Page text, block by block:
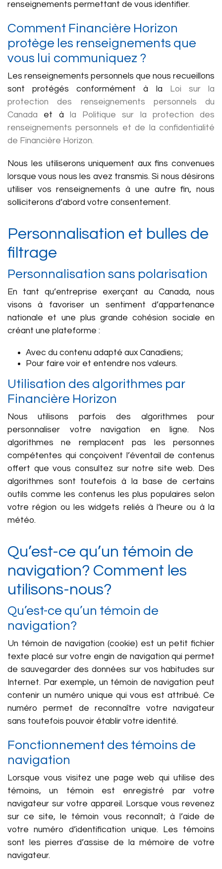
renseignements permettant de vous identifier.
Comment Financière Horizon
protège les renseignements que
vous lui communiquez ?
Les renseignements personnels que nous recueillons
sont protégés conformément à la
Loi sur la
protection des renseignements personnels du
Canada et à
la Politique sur la protection des
renseignements personnels et de la confidentialité
de Financière Horizon.
Nous les utiliserons uniquement aux fins convenues
lorsque vous nous les avez transmis. Si nous désirons
utiliser vos renseignements à une autre fin, nous
solliciterons d’abord votre consentement.
Personnalisation et bulles de
filtrage
Personnalisation sans polarisation
En tant qu’entreprise exerçant au Canada, nous
visons à favoriser un sentiment d’appartenance
nationale et une plus grande cohésion sociale en
créant une plateforme :
Avec du contenu adapté aux Canadiens;
Pour faire voir et entendre nos valeurs.
Utilisation des algorithmes par
Financière Horizon
Nous utilisons parfois des algorithmes pour
personnaliser votre navigation en ligne. Nos
algorithmes ne remplacent pas les personnes
compétentes qui conçoivent l’éventail de contenus
offert que vous consultez sur notre site web. Des
algorithmes sont toutefois à la base de certains
outils comme les contenus les plus populaires selon
votre région ou les widgets reliés à l’heure ou à la
météo.
Qu’est-ce qu’un témoin de
navigation? Comment les
utilisons-nous?
Qu’est-ce qu’un témoin de
navigation?
Un témoin de navigation (cookie) est un petit fichier
texte placé sur votre engin de navigation qui permet
de sauvegarder des données sur vos habitudes sur
Internet. Par exemple, un témoin de navigation peut
contenir un numéro unique qui vous est attribué. Ce
numéro permet de reconnaître votre navigateur
sans toutefois pouvoir établir votre identité.
Fonctionnement des témoins de
navigation
Lorsque vous visitez une page web qui utilise des
témoins, un témoin est enregistré par votre
navigateur sur votre appareil. Lorsque vous revenez
sur ce site, le témoin vous reconnaît; à l’aide de
votre numéro d’identification unique. Les témoins
sont les pierres d’assise de la mémoire de votre
navigateur.